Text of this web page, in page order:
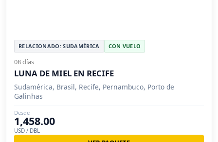
RELACIONADO: SUDAMÉRICA CON VUELO
08 días
LUNA DE MIEL EN RECIFE
Sudamérica, Brasil, Recife, Pernambuco, Porto de
Galinhas
Desde
1,458.00
USD / DBL